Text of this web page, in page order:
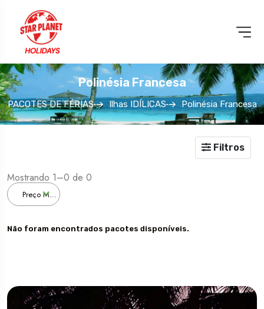
PARQUES
TEMÁTICOS
Polinésia Francesa
PACOTES DE FÉRIAS Ilhas IDÍLICAS Polinésia Francesa
Mostrando 1–0 de 0
Preço Menor
Não foram encontrados pacotes disponíveis.
Filtros